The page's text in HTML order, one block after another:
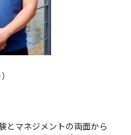
とマネジメントの両面から